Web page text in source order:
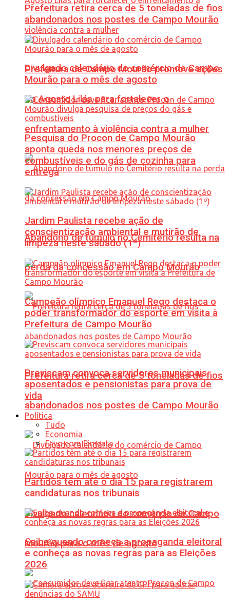
Prefeitura de Campo Mourão promove ações
do Agosto Lilás para fortalecer o
enfrentamento à violência contra a mulher
Abandono de túmulo no Cemitério resulta na
perda da concessão em Campo Mourão
Prefeitura retira cerca de 5 toneladas de fios
abandonados nos postes de Campo Mourão
Divulgado calendário do comércio de Campo
Mourão para o mês de agosto
Prefeitura retira cerca de 5 toneladas de fios
abandonados nos postes de Campo Mourão
Divulgado calendário do comércio de Campo
Mourão para o mês de agosto
Pesquisa do Procon de Campo Mourão
aponta queda nos menores preços de
combustíveis e do gás de cozinha para
entrega
Jardim Paulista recebe ação de
conscientização ambiental e mutirão de
limpeza neste sábado (1º)
Campeão olímpico Emanuel Rego destaca o
poder transformador do esporte em visita à
Prefeitura de Campo Mourão
Previscam convoca servidores municipais
aposentados e pensionistas para prova de
vida
Política
Tudo
Economia
Favo com Pimenta
Partidos têm até o dia 15 para registrarem
candidaturas nos tribunais
Saiba quando começa a propaganda eleitoral
e conheça as novas regras para as Eleições
2026